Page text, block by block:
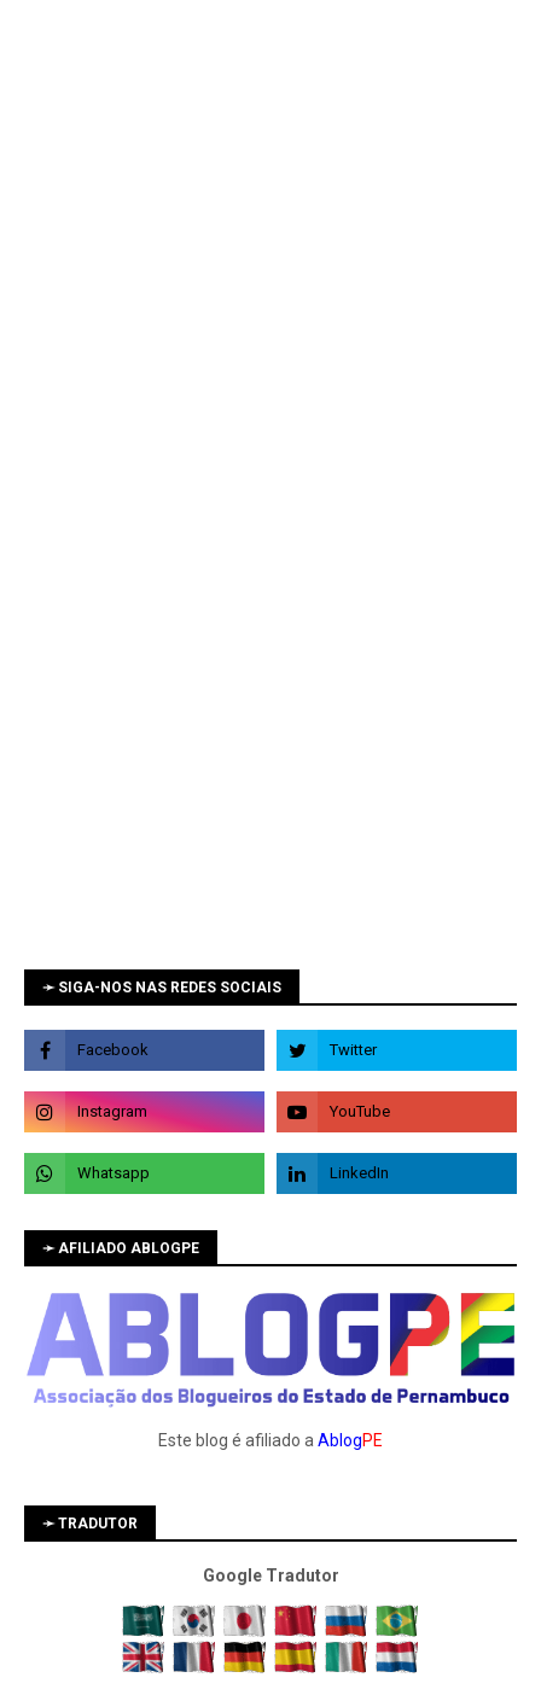
➛ SIGA-NOS NAS REDES SOCIAIS
➛ AFILIADO ABLOGPE
Este blog é afiliado aAblogPE
➛ TRADUTOR
Google Tradutor